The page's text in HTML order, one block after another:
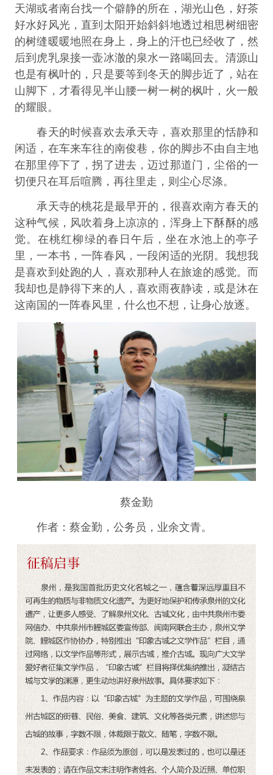
天湖或者南台找一个僻静的所在，湖光山色，好茶
好水好风光，直到太阳开始斜斜地透过相思树细密
的树缝暖暖地照在身上，身上的汗也已经收了，然
后到虎乳泉接一壶冰澈的泉水一路喝回去。清源山
也是有枫叶的，只是要等到冬天的脚步近了，站在
山脚下，才看得见半山腰一树一树的枫叶，火一般
的耀眼。
春天的时候喜欢去承天寺，喜欢那里的恬静和
闲适，在车来车往的南俊巷，你的脚步不由自主地
在那里停下了，拐了进去，迈过那道门，尘俗的一
切便只在耳后喧腾，再往里走，则尘心尽涤。
承天寺的桃花是最早开的，很喜欢南方春天的
这种气候，风吹着身上凉凉的，浑身上下酥酥的感
觉。在桃红柳绿的春日午后，坐在水池上的亭子
里，一本书，一阵春风，一段闲适的光阴。我想我
是喜欢到处跑的人，喜欢那种人在旅途的感觉。而
我却也是静得下来的人，喜欢雨夜静读，或是沐在
这南国的一阵春风里，什么也不想，让身心放逐。
蔡金勤
作者：蔡金勤，公务员，业余文青。